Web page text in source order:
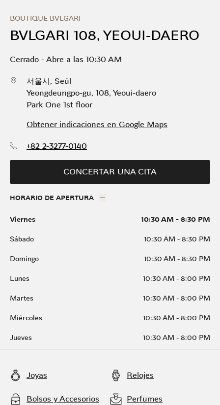
BOUTIQUE BVLGARI
BVLGARI 108, YEOUI-DAERO
Cerrado -Abre a las 10:30 AM
서울시, Seúl
Yeongdeungpo-gu, 108, Yeoui-daero
Park One 1st floor
Obtener indicaciones en Google Maps
+82 2-3277-0140
CONCERTAR UNA CITA
HORARIO DE APERTURA
Viernes 10:30 AM - 8:30 PM
Sábado
10:30 AM - 8:30 PM
Domingo
10:30 AM - 8:30 PM
Lunes
10:30 AM - 8:00 PM
Martes
10:30 AM - 8:00 PM
Miércoles
10:30 AM - 8:00 PM
Jueves
10:30 AM - 8:00 PM
Joyas Relojes
Bolsos y Accesorios Perfumes